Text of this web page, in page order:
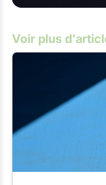
Voir plus